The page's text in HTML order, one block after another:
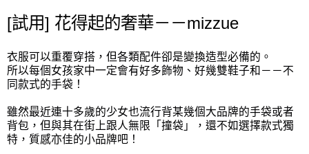
[試用] 花得起的奢華－－mizzue
衣服可以重覆穿搭，但各類配件卻是變換造型必備的。
所以每個女孩家中一定會有好多飾物、好幾雙鞋子和－－不
同款式的手袋！
雖然最近連十多歲的少女也流行背某幾個大品牌的手袋或者
背包，但與其在街上跟人無限「撞袋」，還不如選擇款式獨
特，質感亦佳的小品牌吧！